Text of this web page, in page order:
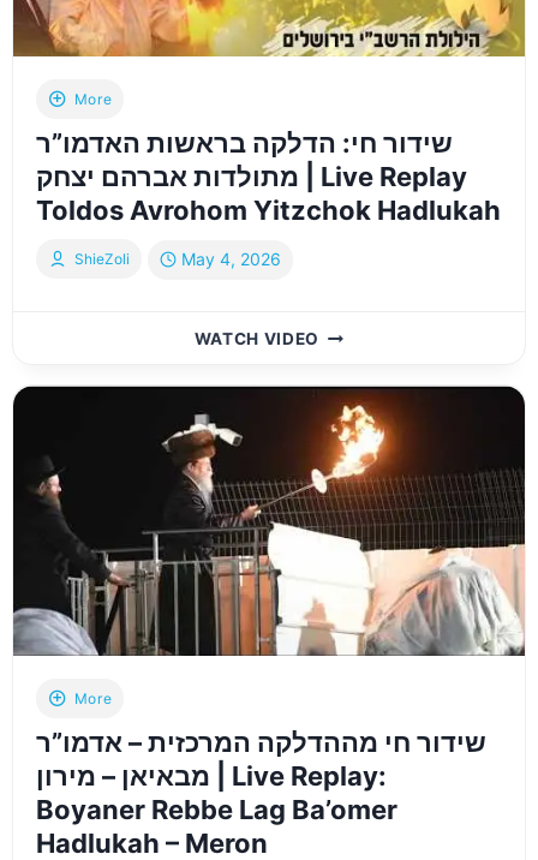
–
לונדון
|
|
ר’
שמעלקא
בידערמאן
More
שידור חי: הדלקה בראשות האדמו”ר
מתולדות אברהם יצחק | Live Replay
Toldos Avrohom Yitzchok Hadlukah
ShieZoli May 4, 2026
WATCH VIDEO שידור
הדלקה
בראשות
האדמו”ר
מתולדות
אברהם
יצחק
|
REPLAY
TOLDOS
AVROHOM
YITZCHOK
More
שידור חי מההדלקה המרכזית – אדמו”ר
מבאיאן – מירון | Live Replay:
Boyaner Rebbe Lag Ba’omer
Hadlukah – Meron